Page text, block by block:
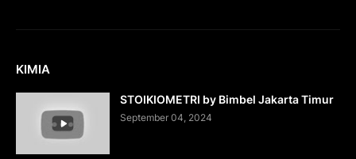
KIMIA
STOIKIOMETRI by Bimbel Jakarta Timur
September 04, 2024